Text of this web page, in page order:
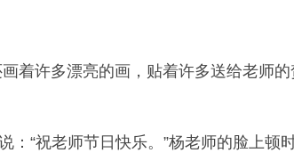
着许多漂亮的画，贴着许多送给老师
“祝老师节日快乐。”杨老师的脸上顿